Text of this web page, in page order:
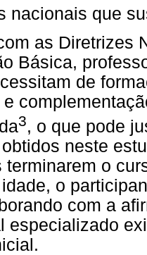
nacionais que
as Diretrizes
Básica,
de
3, o que pode
neste
terminarem o
o
com a
especializado